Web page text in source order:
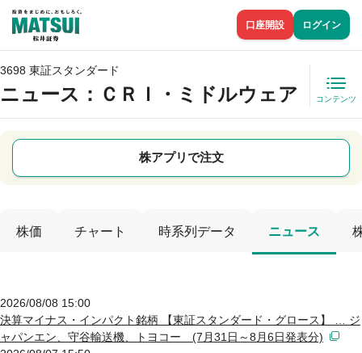
口座開設 ログイン
3698 東証スタンダード
ニュース ：ＣＲＩ・ミドルウェア コンテンツ
株アプリで注文
株価 チャート 時系列データ ニュース
2026/08/08 15:00
決算マイナス・インパクト銘柄 【東証スタンダード・グロース】 … ジ
ャパンエン、守谷輸送機、トヨコー (7月31日～8月6日発表分)